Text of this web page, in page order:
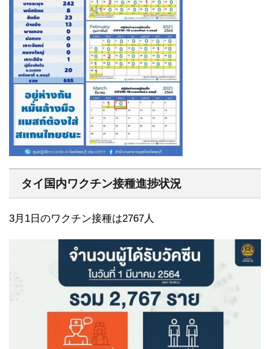
タイ国内ワクチン接種進捗状況
3月1日のワクチン接種は2767人